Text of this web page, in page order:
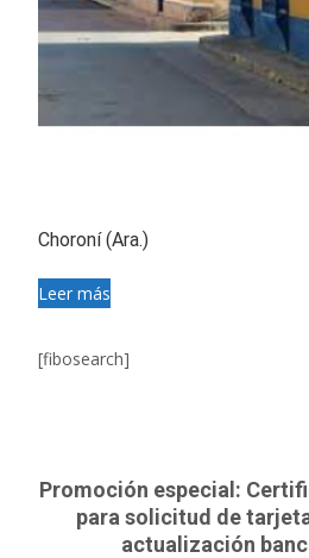
Choroní (Ara.)
Leer más
[fibosearch]
Promoción especial:
para solicitud de
actualización